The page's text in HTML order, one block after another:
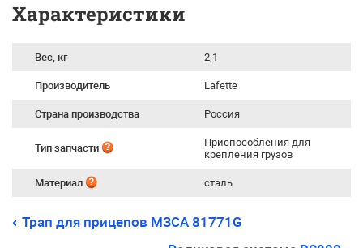
Характеристики
Вес, кг 2,1
Производитель Lafette
Страна производства Россия
Тип запчасти
Приспособления для
крепления грузов
Материал сталь
Трап для прицепов МЗСА 81771G